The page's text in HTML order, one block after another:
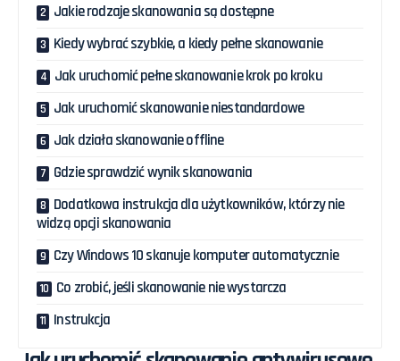
Jakie rodzaje skanowania są dostępne
Kiedy wybrać szybkie, a kiedy pełne skanowanie
Jak uruchomić pełne skanowanie krok po kroku
Jak uruchomić skanowanie niestandardowe
Jak działa skanowanie offline
Gdzie sprawdzić wynik skanowania
Dodatkowa instrukcja dla użytkowników, którzy nie
widzą opcji skanowania
Czy Windows 10 skanuje komputer automatycznie
Co zrobić, jeśli skanowanie nie wystarcza
Instrukcja